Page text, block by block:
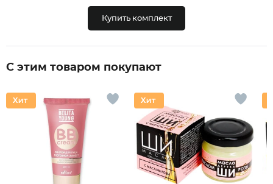
Купить комплект
С этим товаром покупают